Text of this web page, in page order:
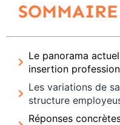
SOMMAIRE
Le panorama
insertion
Les variations de
structure
Réponses